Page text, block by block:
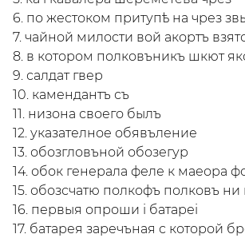
6. по жестоком притупѣ на чрез
7. чайной милости вой акортъ
8. в котором полковъникъ шкют
9. салдат гвер
10. камендантъ съ
11. низона своего былъ
12. указателное обявъление
13. обозгловъной обозегур
14. обок генерала феле к маеора
15. обозсчатю полкофъ полковъ ни
16. первыя опроши i батареi
17. батарея заречъная с которой